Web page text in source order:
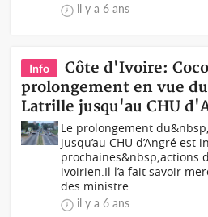
il y a 6 ans
Info
Côte d'Ivoire:
prolongement en vue
Latrille jusqu'au CHU
Le prolongement
jusqu’au CHU d’Angré est
prochaines&nbsp;actions
ivoirien.Il l’a fait savoir
des ministre...
il y a 6 ans